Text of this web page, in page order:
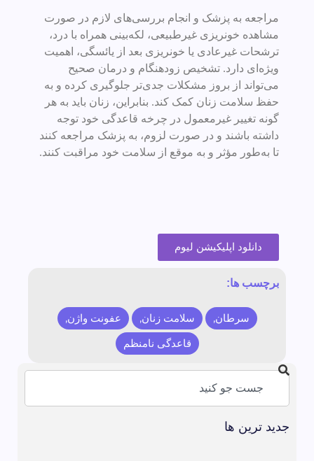
مراجعه به پزشک و انجام بررسی‌های لازم در صورت
مشاهده خونریزی غیرطبیعی، لکه‌بینی همراه با درد،
ترشحات غیرعادی یا خونریزی بعد از یائسگی، اهمیت
ویژه‌ای دارد. تشخیص زودهنگام و درمان صحیح
می‌تواند از بروز مشکلات جدی‌تر جلوگیری کرده و به
حفظ سلامت زنان کمک کند. بنابراین، زنان باید به هر
گونه تغییر غیرمعمول در چرخه قاعدگی خود توجه
داشته باشند و در صورت لزوم، به پزشک مراجعه کنند
تا به‌طور مؤثر و به موقع از سلامت خود مراقبت کنند.
دانلود اپلیکیشن لیوم
برچسب ها:
سرطان, سلامت زنان, عفونت واژن,
قاعدگی نامنظم
جدید ترین ها